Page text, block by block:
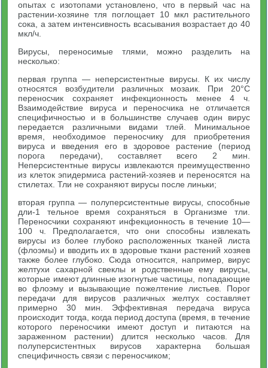
опытах с изотопами установлено, что в первый час на
растении-хозяине тля поглощает 10 мкл растительного
сока, а затем интенсивность всасывания возрастает до 40
мкл/ч.
Вирусы, переносимые тлями, можно разделить на
несколько:
первая группа — неперсистентные вирусы. К их числу
относятся возбудители различных мозаик. При 20°С
переносчик сохраняет инфекционность менее 4 ч.
Взаимодействие вируса и переносчика не отличается
специфичностью и в большинстве случаев один вирус
передается различными видами тлей. Минимальное
время, необходимое переносчику для приобретения
вируса и введения его в здоровое растение (период
порога передачи), составляет всего 2 мин.
Неперсистентные вирусы извлекаются преимущественно
из клеток эпидермиса растений-хозяев и переносятся на
стилетах. Тли не сохраняют вирусы после линьки;
вторая группа — полуперсистентные вирусы, способные
дли-1 тельное время сохраняться в Организме тли.
Переносчики сохраняют инфекционность в течение 10—
100 ч. Предполагается, что они способны извлекать
вирусы из более глубоко расположенных тканей листа
(флоэмы) и вводить их в здоровые ткани растений хозяев
также более глубоко. Сюда относится, например, вирус
желтухи сахарной свеклы и родственные ему вирусы,
которые имеют длинные изогнутые частицы, попадающие
во флоэму и вызывающие пожелтение листьев. Порог
передачи для вирусов различных желтух составляет
примерно 30 мин. Эффективная передача вируса
происходит тогда, когда период доступа (время, в течение
которого переносчики имеют доступ и питаются на
зараженном растении) длится несколько часов. Для
полуперсистентных вирусов характерна большая
специфичность связи с переносчиком;